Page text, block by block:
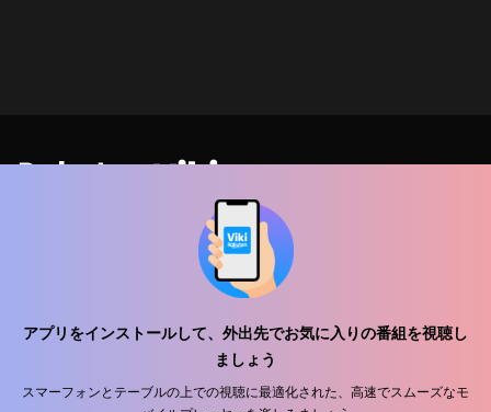
アプリをインストールして、外出先でお気に入りの番組を視聴し
ましょう
スマーフォンとテーブルの上での視聴に最適化された、高速でスムーズなモ
ヘルプセンター